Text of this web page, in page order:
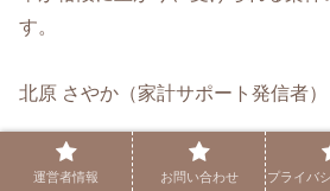
す。
北原 さやか（家計サポート発信者）
運営者情報 お問い合わせ プライバ